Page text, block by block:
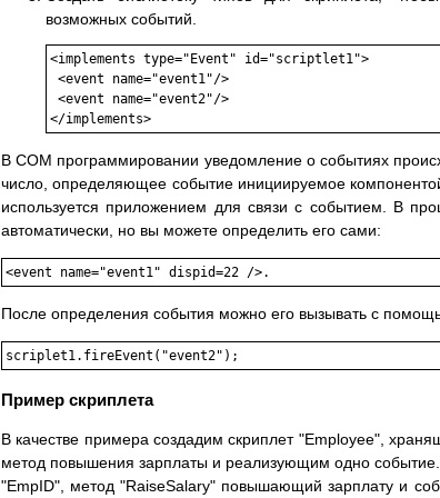
возможных событий.
<implements type="Event" id="scriptlet1">
<event name="event1"/>
<event name="event2"/>
</implements>
В COM программировании уведомление о событиях
число, определяющее событие инициируемое
используется приложением для связи с событием. В
автоматически, но вы можете определить его сами:
<event name="event1" dispid=22 />.
После определения события можно его вызывать с
scriplet1.fireEvent("event2");
Пример скриплета
В качестве примера создадим скриплет "Employee",
метод повышения зарплаты и реализующим одно
"EmpID", метод "RaiseSalary" повышающий зарплату и